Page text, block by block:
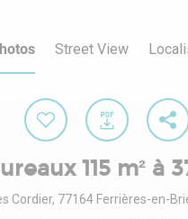
Street View
115 m² à
Cordier, 77164 Ferrières-en-